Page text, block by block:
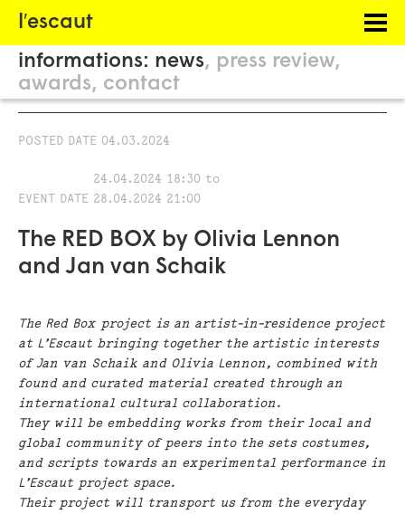
l′escaut
PHILOSOPHY
INFORMATION
informations: news
press review
awards
contact
POSTED DATE 04.03.2024
EVENT DATE
24.04.2024 18:30 to
28.04.2024 21:00
The RED BOX by Olivia Lennon
and Jan van Schaik
The Red Box project is an artist-in-residence project
at L’Escaut bringing together the artistic interests
of Jan van Schaik and Olivia Lennon, combined with
found and curated material created through an
international cultural collaboration.
They will be embedding works from their local and
global community of peers into the sets costumes,
and scripts towards an experimental performance in
L’Escaut project space.
Their project will transport us from the everyday